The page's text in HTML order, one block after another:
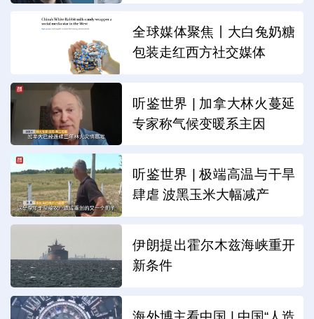
全球媒体聚焦丨大白兔奶糖
包装走红西方社交媒体
听鉴世界 | 加拿大林火蔓延
专家称气候变暖系主因
听鉴世界 | 极端高温与干旱
肆虐 波黑玉米大幅减产
伊朗提出霍尔木兹海峡重开
新条件